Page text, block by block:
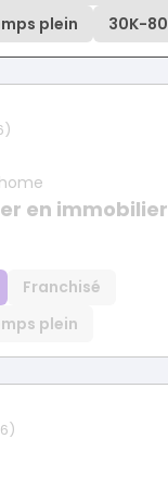
plein 30K-
en immobilier
Franchisé
plein